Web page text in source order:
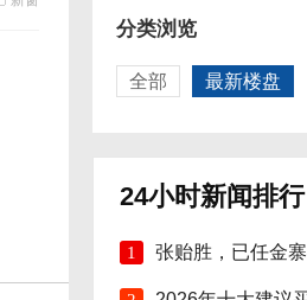
分类浏览
全部 最新楼盘
24小时新闻排行
1 张贻胜，已任金